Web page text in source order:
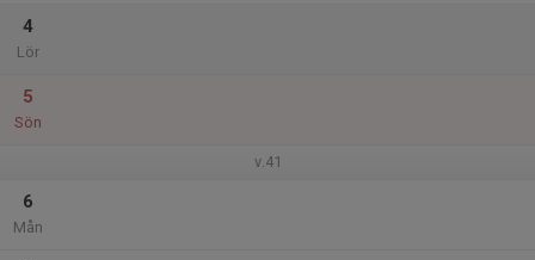
4
Lör
5
Sön
v.41
6
Mån